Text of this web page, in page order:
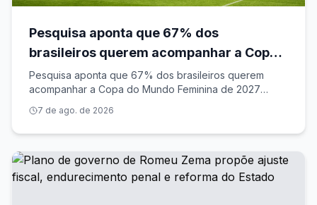
Pesquisa aponta que 67% dos
brasileiros querem acompanhar a Copa
do Mundo Feminina de 2027
Pesquisa aponta que 67% dos brasileiros querem
acompanhar a Copa do Mundo Feminina de 2027
7 de ago. de 2026